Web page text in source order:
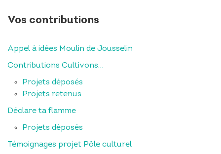
Vos contributions
Appel à idées Moulin de Jousselin
Contributions Cultivons…
Projets déposés
Projets retenus
Déclare ta flamme
Projets déposés
Témoignages projet Pôle culturel